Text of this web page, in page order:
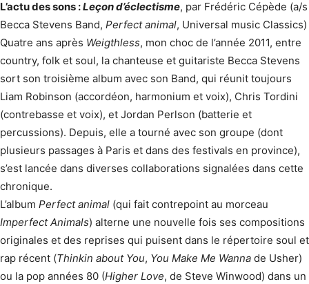
L’actu des sons :Leçon d’éclectisme, par Frédéric Cépède (a/s
Becca Stevens Band, Perfect animal, Universal music Classics)
Quatre ans après Weigthless, mon choc de l’année 2011, entre
country, folk et soul, la chanteuse et guitariste Becca Stevens
sort son troisième album avec son Band, qui réunit toujours
Liam Robinson (accordéon, harmonium et voix), Chris Tordini
(contrebasse et voix), et Jordan Perlson (batterie et
percussions). Depuis, elle a tourné avec son groupe (dont
plusieurs passages à Paris et dans des festivals en province),
s’est lancée dans diverses collaborations signalées dans cette
chronique.
L’album Perfect animal (qui fait contrepoint au morceau
Imperfect Animals) alterne une nouvelle fois ses compositions
originales et des reprises qui puisent dans le répertoire soul et
rap récent (Thinkin about You, You Make Me Wanna de Usher)
ou la pop années 80 (Higher Love, de Steve Winwood) dans un